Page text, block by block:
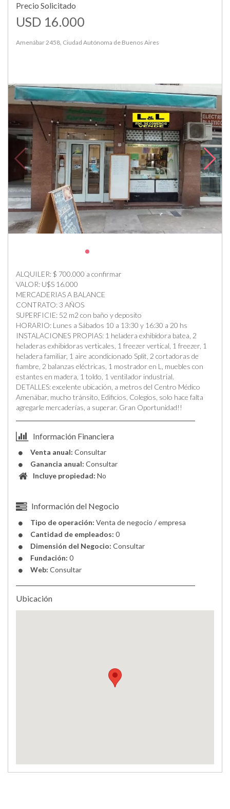
Precio Solicitado
USD 16.000
Amenábar 2458, Ciudad Autónoma de Buenos Aires
ALQUILER: $ 700.000 a confirmar
VALOR: U$S 16.000
MERCADERIAS A BALANCE
CONTRATO: 3 AÑOS
SUPERFICIE: 52 m2 con baño y deposito
HORARIO: Lunes a Sábados 10 a 13:30 y 16:30 a 20 hs
INSTALACIONES PROPIAS: 1 heladera exhibidora batea, 2
heladeras exhibidoras verticales, 1 freezer vertical, 1 freezer, 1
heladera familiar, 1 aire acondicionado Split, 2 cortadoras de
fiambre, 2 balanzas eléctricas, 1 mostrador en L, muebles con
estantes en madera, 1 toldo, 1 ventilador industrial.
DETALLES: excelente ubicación, a metros del Centro Médico
Amenábar, mucho tránsito, Edificios, Colegios, solo hace falta
agregarle mercaderías, a superar. Gran Oportunidad!!
Información Financiera
Venta anual: Consultar
Ganancia anual: Consultar
Incluye propiedad: No
Información del Negocio
Tipo de operación: Venta de negocio / empresa
Cantidad de empleados: 0
Dimensión del Negocio: Consultar
Fundación: 0
Web: Consultar
Ubicación